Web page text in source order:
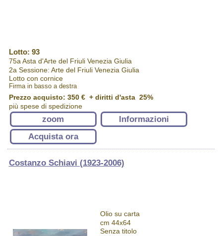
Lotto: 93
75a Asta d'Arte del Friuli Venezia Giulia
2a Sessione: Arte del Friuli Venezia Giulia
Lotto con cornice
Firma in basso a destra
Prezzo acquisto: 350 €+ diritti d'asta 25%
più spese di spedizione
zoom
Informazioni
Acquista ora
Costanzo Schiavi (1923-2006)
Olio su carta
cm 44x64
Senza titolo